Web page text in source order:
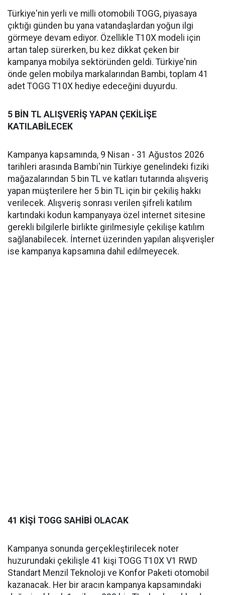
Türkiye'nin yerli ve milli otomobili TOGG, piyasaya
çıktığı günden bu yana vatandaşlardan yoğun ilgi
görmeye devam ediyor. Özellikle T10X modeli için
artan talep sürerken, bu kez dikkat çeken bir
kampanya mobilya sektöründen geldi. Türkiye'nin
önde gelen mobilya markalarından Bambi, toplam 41
adet TOGG T10X hediye edeceğini duyurdu.
5 BİN TL ALIŞVERİŞ YAPAN ÇEKİLİŞE
KATILABİLECEK
Kampanya kapsamında, 9 Nisan - 31 Ağustos 2026
tarihleri arasında Bambi'nin Türkiye genelindeki fiziki
mağazalarından 5 bin TL ve katları tutarında alışveriş
yapan müşterilere her 5 bin TL için bir çekiliş hakkı
verilecek. Alışveriş sonrası verilen şifreli katılım
kartındaki kodun kampanyaya özel internet sitesine
gerekli bilgilerle birlikte girilmesiyle çekilişe katılım
sağlanabilecek. İnternet üzerinden yapılan alışverişler
ise kampanya kapsamına dahil edilmeyecek.
41 KİŞİ TOGG SAHİBİ OLACAK
Kampanya sonunda gerçekleştirilecek noter
huzurundaki çekilişle 41 kişi TOGG T10X V1 RWD
Standart Menzil Teknoloji ve Konfor Paketi otomobil
kazanacak. Her bir aracın kampanya kapsamındaki